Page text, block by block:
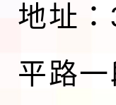
地址
平路